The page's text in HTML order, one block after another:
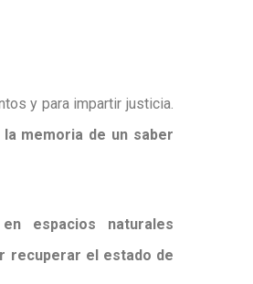
y para impartir justicia.
memoria de un saber
espacios naturales
recuperar el estado de